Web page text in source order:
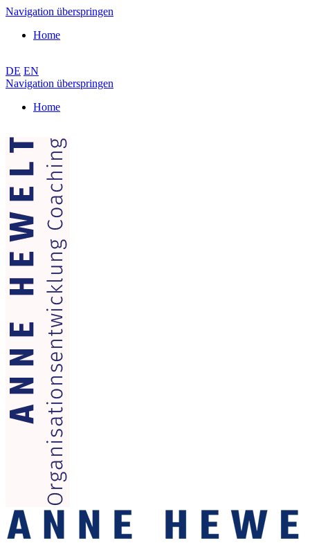
Navigation überspringen
Home
DE EN
Navigation überspringen
Home